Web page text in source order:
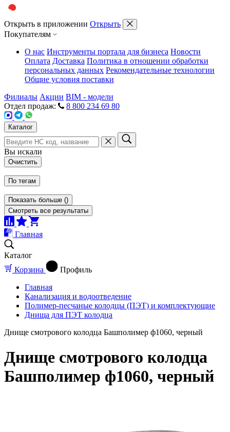
Открыть в приложении Открыть
Покупателям
О нас Инструменты портала для бизнеса Новости
Оплата Доставка Политика в отношении обработки
персональных данных Рекомендательные технологии
Общие условия поставки
Филиалы Акции BIM - модели
Отдел продаж:
8 800 234 69 80
Каталог
Вы искали
Очистить
По тегам
Показать больше ()
Смотреть все результаты
Главная
Каталог
Корзина
Профиль
Главная
Канализация и водоотведение
Полимер-песчаные колодцы (ПЭТ) и комплектующие
Днища для ПЭТ колодца
Днище смотрового колодца Башполимер ф1060, черный
Днище смотрового колодца
Башполимер ф1060, черный